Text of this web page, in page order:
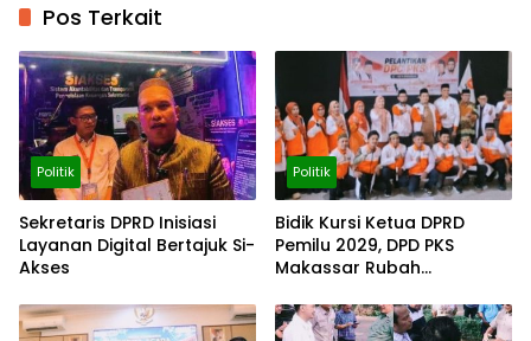
Pos Terkait
Politik
Sekretaris DPRD Inisiasi
Layanan Digital Bertajuk Si-
Akses
Politik
Bidik Kursi Ketua DPRD
Pemilu 2029, DPD PKS
Makassar Rubah